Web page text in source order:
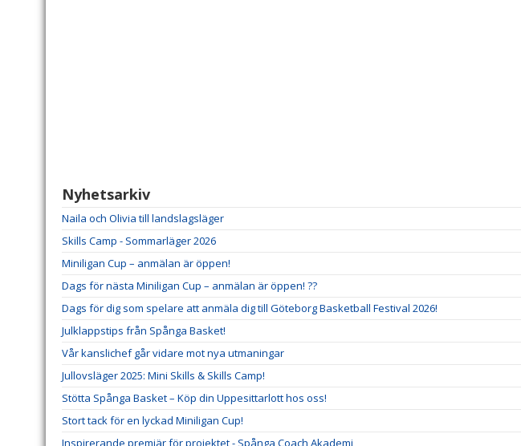
Nyhetsarkiv
Naila och Olivia till landslagsläger
Skills Camp - Sommarläger 2026
Miniligan Cup – anmälan är öppen!
Dags för nästa Miniligan Cup – anmälan är öppen! ??
Dags för dig som spelare att anmäla dig till Göteborg Basketball Festival 2026!
Julklappstips från Spånga Basket!
Vår kanslichef går vidare mot nya utmaningar
Jullovsläger 2025: Mini Skills & Skills Camp!
Stötta Spånga Basket – Köp din Uppesittarlott hos oss!
Stort tack för en lyckad Miniligan Cup!
Inspirerande premiär för projektet - Spånga Coach Akademi